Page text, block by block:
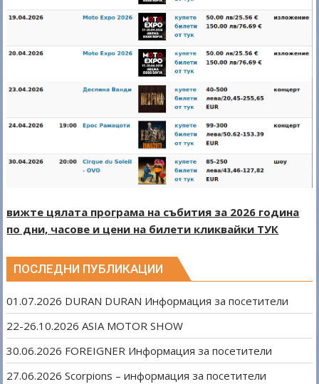
вижте цялата програма на събития за 2026 година
по дни, часове и цени на билети кликвайки ТУК
ПОСЛЕДНИ ПУБЛИКАЦИИ
01.07.2026 DURAN DURAN Информация за посетители
22-26.10.2026 ASIA MOTOR SHOW
30.06.2026 FOREIGNER Информация за посетители
27.06.2026 Scorpions – информация за посетители